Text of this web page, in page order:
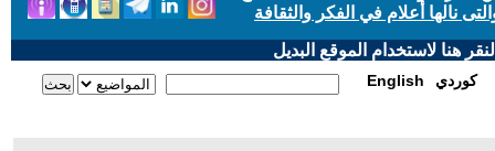
نالها أعلام في الفكر والثقافة
هنا لاستخدام الموقع البديل
English كوردي